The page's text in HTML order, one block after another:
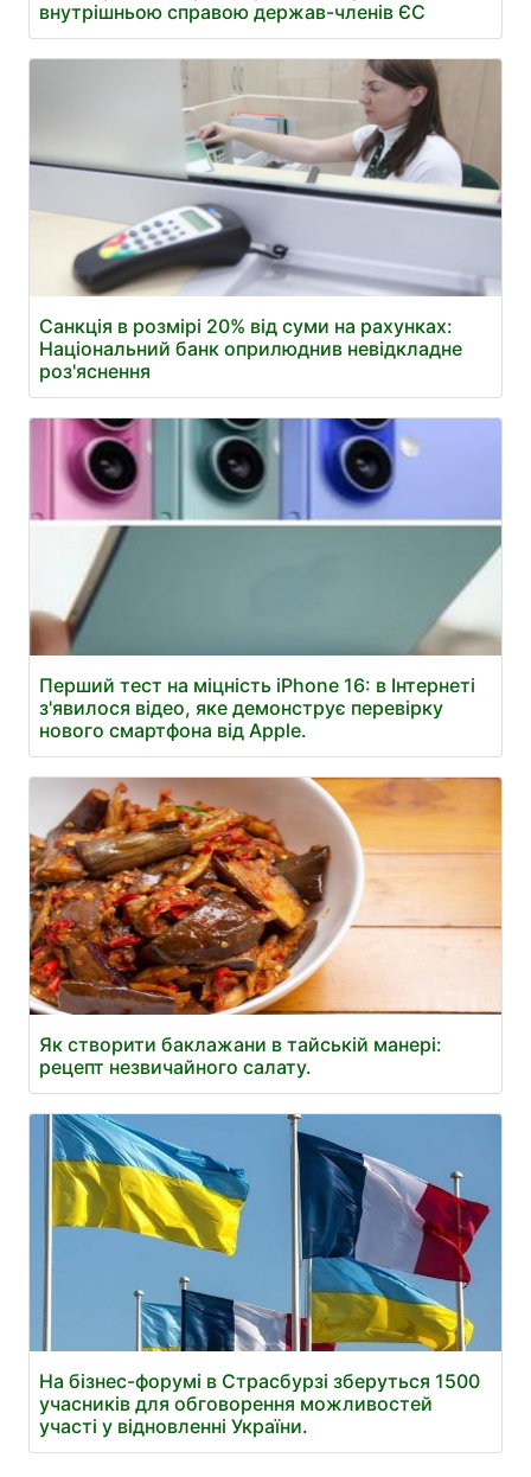
внутрішньою справою держав-членів ЄС
Санкція в розмірі 20% від суми на рахунках:
Національний банк оприлюднив невідкладне
роз'яснення
Перший тест на міцність iPhone 16: в Інтернеті
з'явилося відео, яке демонструє перевірку
нового смартфона від Apple.
Як створити баклажани в тайській манері:
рецепт незвичайного салату.
На бізнес-форумі в Страсбурзі зберуться 1500
учасників для обговорення можливостей
участі у відновленні України.